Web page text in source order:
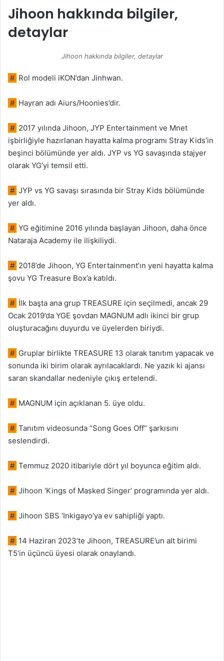
Jihoon hakkında bilgiler,
detaylar
Jihoon hakkında bilgiler, detaylar
# Rol modeli iKON’dan Jinhwan.
# Hayran adı Aiurs/Hoonies’dir.
# 2017 yılında Jihoon, JYP Entertainment ve Mnet
işbirliğiyle hazırlanan hayatta kalma programı Stray Kids’in
beşinci bölümünde yer aldı. JYP vs YG savaşında stajyer
olarak YG’yi temsil etti.
# JYP vs YG savaşı sırasında bir Stray Kids bölümünde
yer aldı.
# YG eğitimine 2016 yılında başlayan Jihoon, daha önce
Nataraja Academy ile ilişkiliydi.
# 2018’de Jihoon, YG Entertainment’ın yeni hayatta kalma
şovu YG Treasure Box’a katıldı.
# İlk başta ana grup TREASURE için seçilmedi, ancak 29
Ocak 2019’da YGE şovdan MAGNUM adlı ikinci bir grup
oluşturacağını duyurdu ve üyelerden biriydi.
# Gruplar birlikte TREASURE 13 olarak tanıtım yapacak ve
sonunda iki birim olarak ayrılacaklardı. Ne yazık ki ajansı
saran skandallar nedeniyle çıkış ertelendi.
# MAGNUM için açıklanan 5. üye oldu.
# Tanıtım videosunda “Song Goes Off” şarkısını
seslendirdi.
# Temmuz 2020 itibariyle dört yıl boyunca eğitim aldı.
# Jihoon ‘Kings of Masked Singer’ programında yer aldı.
# Jihoon SBS ‘Inkigayo’ya ev sahipliği yaptı.
# 14 Haziran 2023’te Jihoon, TREASURE’un alt birimi
T5’in üçüncü üyesi olarak onaylandı.